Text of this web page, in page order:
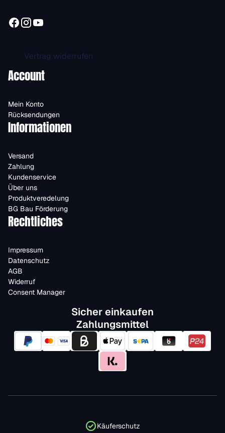
Vertrag widerrufen
Account
Mein Konto
Rücksendungen
Informationen
Versand
Zahlung
Kundenservice
Über uns
Produktveredelung
BG Bau Förderung
Rechtliches
Impressum
Datenschutz
AGB
Widerruf
Consent Manager
Sicher einkaufen
Zahlungsmittel
Käuferschutz